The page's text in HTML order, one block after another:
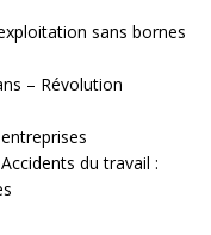
sans bornes
– Révolution
du travail :